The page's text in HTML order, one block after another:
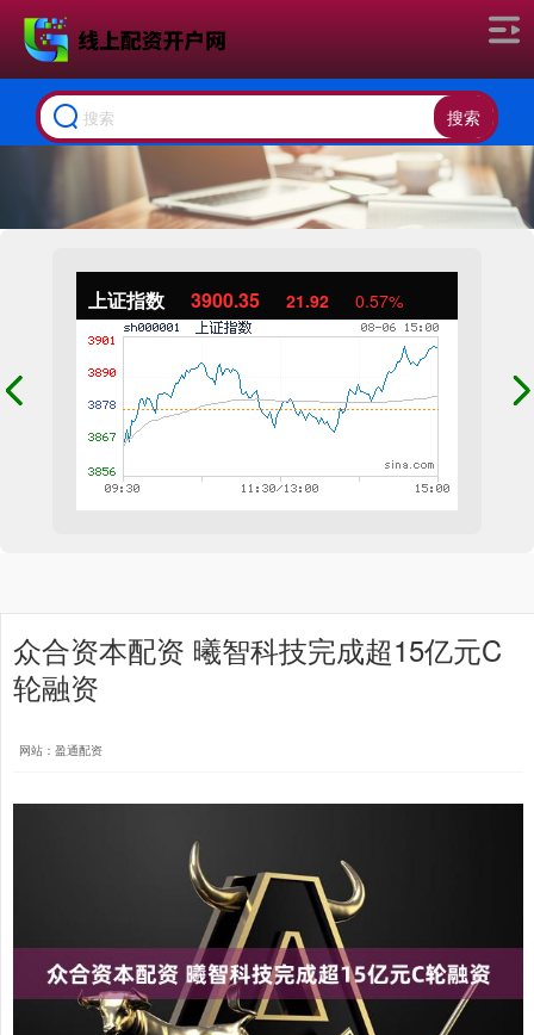
搜索
上证指数 3900.35 21.92 0.57%
众合资本配资 曦智科技完成超15亿元C
轮融资
网站：盈通配资